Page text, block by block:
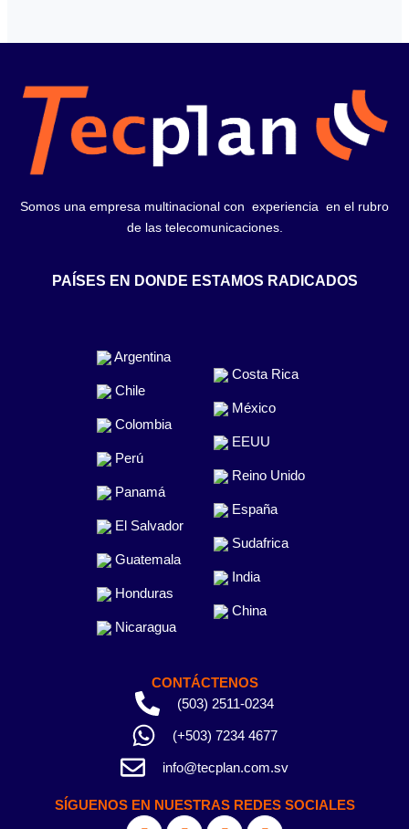
Somos una empresa multinacional con experiencia en el rubro
de las telecomunicaciones.
PAÍSES EN DONDE ESTAMOS RADICADOS
Argentina
Chile
Colombia
Perú
Panamá
El Salvador
Guatemala
Honduras
Nicaragua
Costa Rica
México
EEUU
Reino Unido
España
Sudafrica
India
China
CONTÁCTENOS
(503) 2511-0234
(+503) 7234 4677
info@tecplan.com.sv
SÍGUENOS EN NUESTRAS REDES SOCIALES